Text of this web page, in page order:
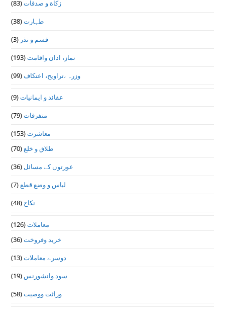
زکاة و صدقات(83)
طہارت(38)
قسم و نذر (3)
نماز، اذان واقامت(193)
وزرہ ،تراويح، اعتكاف(99)
عقائد و ایمانیات(9)
متفرقات(79)
معاشرت(153)
طلاق و خلع(70)
عورتوں کے مسائل (36)
لباس و وضع قطع(7)
نکاح (48)
معاملات(126)
خرید وفروخت(36)
دوسرے معاملات(13)
سود وانشورنس (19)
وراثت ووصيت(58)